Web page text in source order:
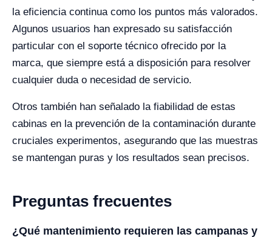
la eficiencia continua como los puntos más valorados.
Algunos usuarios han expresado su satisfacción
particular con el soporte técnico ofrecido por la
marca, que siempre está a disposición para resolver
cualquier duda o necesidad de servicio.
Otros también han señalado la fiabilidad de estas
cabinas en la prevención de la contaminación durante
cruciales experimentos, asegurando que las muestras
se mantengan puras y los resultados sean precisos.
Preguntas frecuentes
¿Qué mantenimiento requieren las campanas y